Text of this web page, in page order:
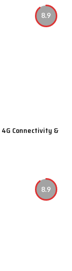
8.9
Connectivity &
8.9